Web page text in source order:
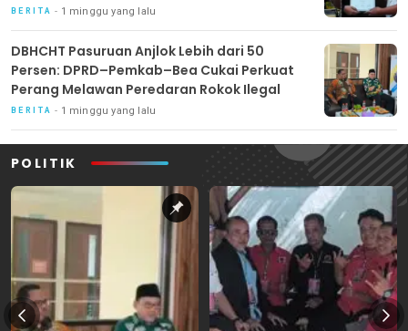
BERITA 1 minggu yang lalu
DBHCHT Pasuruan Anjlok Lebih dari 50
Persen: DPRD–Pemkab–Bea Cukai Perkuat
Perang Melawan Peredaran Rokok Ilegal
BERITA 1 minggu yang lalu
POLITIK